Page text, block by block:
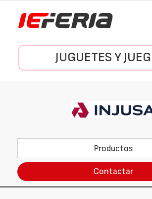
JUGUETES Y
Productos
Contactar